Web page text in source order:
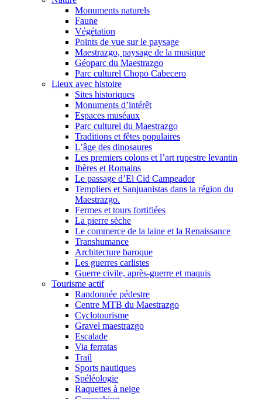
Monuments naturels
Faune
Végétation
Points de vue sur le paysage
Maestrazgo, paysage de la musique
Géoparc du Maestrazgo
Parc culturel Chopo Cabecero
Lieux avec histoire
Sites historiques
Monuments d’intérêt
Espaces muséaux
Parc culturel du Maestrazgo
Traditions et fêtes populaires
L’âge des dinosaures
Les premiers colons et l’art rupestre levantin
Ibères et Romains
Le passage d’El Cid Campeador
Templiers et Sanjuanistas dans la région du
Maestrazgo.
Fermes et tours fortifiées
La pierre sèche
Le commerce de la laine et la Renaissance
Transhumance
Architecture baroque
Les guerres carlistes
Guerre civile, après-guerre et maquis
Tourisme actif
Randonnée pédestre
Centre MTB du Maestrazgo
Cyclotourisme
Gravel maestrazgo
Escalade
Via ferratas
Trail
Sports nautiques
Spéléologie
Raquettes à neige